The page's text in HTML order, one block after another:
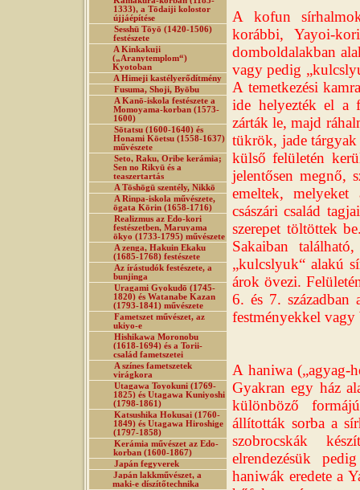
1333), a Tōdaiji kolostor
újjáépítése
Sesshū Tōyō (1420-1506)
festészete
A Kinkakuji
(„Aranytemplom“)
Kyotoban
A Himeji kastélyerődítmény
Fusuma, Shoji, Byōbu
A Kanō-iskola festészete a
Momoyama-korban (1573-
1600)
Sōtatsu (1600-1640) és
Honami Kōetsu (1558-1637)
művészete
Seto, Raku, Oribe kerámia;
Sen no Rikyū és a
teaszertartás
A Tōshōgū szentély, Nikkō
A Rinpa-iskola művészete,
ōgata Kōrin (1658-1716)
Realizmus az Edo-kori
festészetben, Maruyama
ōkyo (1733-1795) művészete
A zenga, Hakuin Ekaku
(1685-1768) festészete
Az írástudók festészete, a
bunjinga
Uragami Gyokudō (1745-
1820) és Watanabe Kazan
(1793-1841) művészete
Fametszet művészet, az
ukiyo-e
Hishikawa Moronobu
(1618-1694) és a Torii-
család fametszetei
A színes fametszetek
virágkora
Utagawa Toyokuni (1769-
1825) és Utagawa Kuniyoshi
(1798-1861)
Katsushika Hokusai (1760-
1849) és Utagawa Hiroshige
(1797-1858)
Kerámia művészet az Edo-
korban (1600-1867)
Japán fegyverek
Japán lakkművészet, a
maki-e díszítőtechnika
A kofun
korábbi, Yayoi-
domboldalakban
vagy pedig
A temetkezési
ide helyezték el a
zárták le, majd
tükrök, jade
külső felületén
jelentősen megnő,
emeltek,
császári család
szerepet töltöttek
Sakaiban
„kulcslyuk“ alakú
árok övezi.
6. és 7. században
festményekkel vagy
A haniwa („agyag-
Gyakran egy ház
különböző
állították sorba a
szobrocskák
elrendezésük
haniwák eredete a